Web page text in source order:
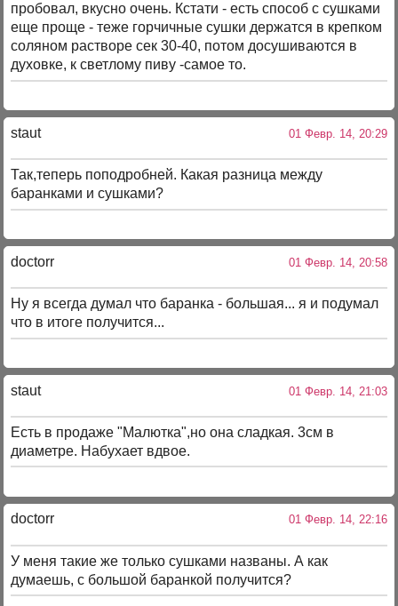
пробовал, вкусно очень. Кстати - есть способ с сушками
еще проще - теже горчичные сушки держатся в крепком
соляном растворе сек 30-40, потом досушиваются в
духовке, к светлому пиву -самое то.
staut 01 Февр. 14, 20:29
Так,теперь поподробней. Какая разница между
баранками и сушками?
doctorr 01 Февр. 14, 20:58
Ну я всегда думал что баранка - большая... я и подумал
что в итоге получится...
staut 01 Февр. 14, 21:03
Есть в продаже "Малютка",но она сладкая. 3см в
диаметре. Набухает вдвое.
doctorr 01 Февр. 14, 22:16
У меня такие же только сушками названы. А как
думаешь, с большой баранкой получится?